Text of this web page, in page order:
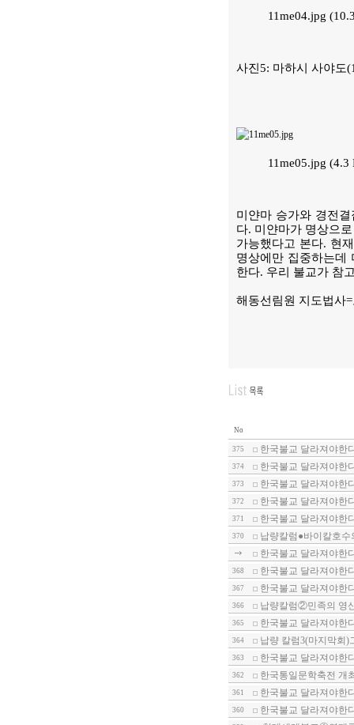
11me04.jpg
사진5: 마하시 사야도
11me05.jpg
미얀마 승가와 경전
다. 미얀마가 명상으
가능했다고 본다. 현
명상에만 집중하는데
한다. 우리 불교가 참
해동선림원 지도법사
No
375 한국불교 달라져야한
374 한국불교 달라져야한
373 한국불교 달라져야한
372 한국불교 달라져야한
371 한국불교 달라져야한
370
납량칼럼●바이칼호수
한국불교 달라져야한
368 한국불교 달라져야한
367 한국불교 달라져야한
366 납량칼럼②민족의 영
365 한국불교 달라져야한
364 납량 칼럼3(마지막회)
363 한국불교 달라져야한
362 한국통일문학축전 개
361 한국불교 달라져야한
360 한국불교 달라져야한